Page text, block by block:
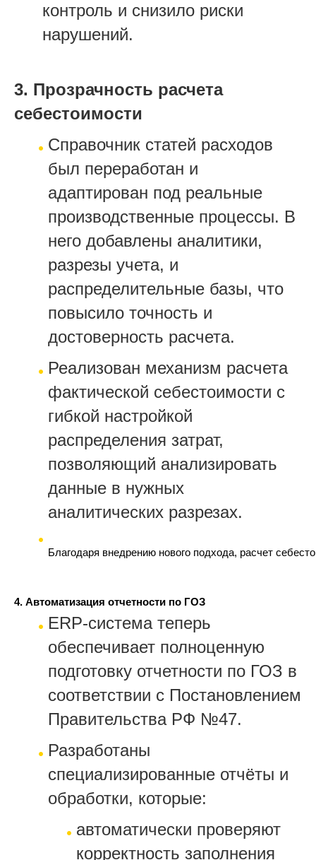
контроль и снизило риски
нарушений.
3. Прозрачность расчета
себестоимости
Справочник статей расходов
был переработан и
адаптирован под реальные
производственные процессы. В
него добавлены аналитики,
разрезы учета, и
распределительные базы, что
повысило точность и
достоверность расчета.
Реализован механизм расчета
фактической себестоимости с
гибкой настройкой
распределения затрат,
позволяющий анализировать
данные в нужных
аналитических разрезах.
Благодаря внедрению нового подхода, расчет
4. Автоматизация отчетности по ГОЗ
ERP-система теперь
обеспечивает полноценную
подготовку отчетности по ГОЗ в
соответствии с Постановлением
Правительства РФ №47.
Разработаны
специализированные отчёты и
обработки, которые:
автоматически проверяют
корректность заполнения